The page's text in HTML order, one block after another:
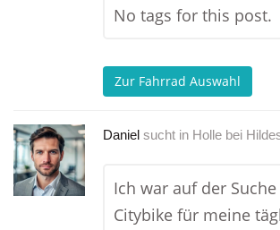
No tags for this post.
Zur Fahrrad Auswahl
Daniel sucht in Holle bei
Ich war auf der
Citybike für meine